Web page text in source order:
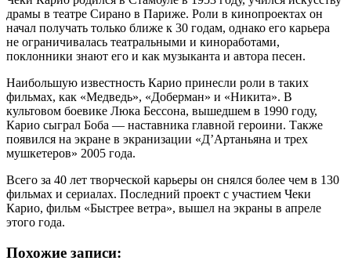
драмы в театре Сирано в Париже. Роли в кинопроектах он
начал получать только ближе к 30 годам, однако его карьера
не ограничивалась театральными и киноработами,
поклонники знают его и как музыканта и автора песен.
Наибольшую известность Карио принесли роли в таких
фильмах, как «Медведь», «Доберман» и «Никита». В
культовом боевике Люка Бессона, вышедшем в 1990 году,
Карио сыграл Боба — наставника главной героини. Также
появился на экране в экранизации «Д’Артаньяна и трех
мушкетеров» 2005 года.
Всего за 40 лет творческой карьеры он снялся более чем в 130
фильмах и сериалах. Последний проект с участием Чеки
Карио, фильм «Быстрее ветра», вышел на экраны в апреле
этого года.
Похожие записи: